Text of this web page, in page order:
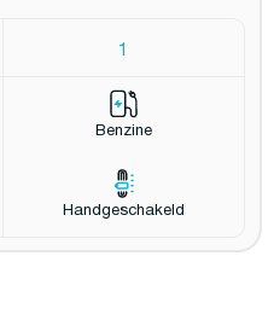
1
Benzine
Handgeschakeld